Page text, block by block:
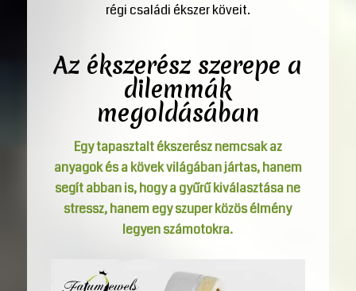
régi családi ékszer köveit.
Az ékszerész szerepe a
dilemmák
megoldásában
Egy tapasztalt ékszerész nemcsak az
anyagok és a kövek világában jártas, hanem
segít abban is, hogy a gyűrű kiválasztása ne
stressz, hanem egy szuper közös élmény
legyen számotokra.